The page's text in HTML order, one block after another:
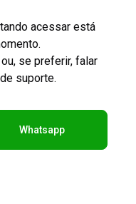
acessar está
se preferir, falar
suporte.
Whatsapp